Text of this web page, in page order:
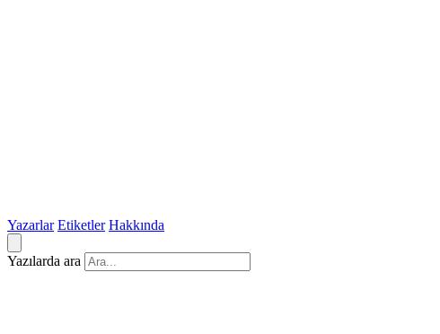
Yazarlar Etiketler Hakkında
Yazılarda ara